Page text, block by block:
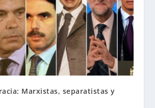
Marxistas, separatistas y